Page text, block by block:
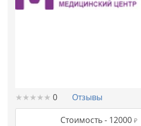
★★★★★
★★★★★ 0 Отзывы
Стоимость -12000 ₽